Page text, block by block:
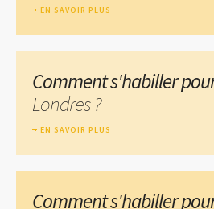
EN SAVOIR PLUS
Comment s'habiller
Londres ?
EN SAVOIR PLUS
Comment s'habiller